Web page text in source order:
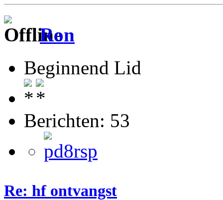
Ron
Beginnend Lid
Berichten: 53
Re: hf ontvangst